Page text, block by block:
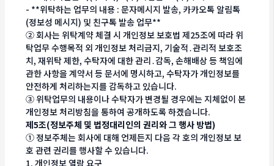
- **위탁하는 업무의 내용 : 문자메시지 발송, 카카오톡 알림톡
(정보성 메시지) 및 친구톡 발송 업무**
② 회사는 위탁계약 체결 시 개인정보 보호법 제25조에 따라 위
탁업무 수행목적 외 개인정보 처리금지, 기술적․관리적 보호조
치, 재위탁 제한, 수탁자에 대한 관리․감독, 손해배상 등 책임에
관한 사항을 계약서 등 문서에 명시하고, 수탁자가 개인정보를
안전하게 처리하는지를 감독하고 있습니다.
③ 위탁업무의 내용이나 수탁자가 변경될 경우에는 지체없이 본
개인정보 처리방침을 통하여 공개하도록 하겠습니다.
제5조(정보주체 및 법정대리인의 권리와 그 행사 방법)
① 정보주체는 회사에 대해 언제든지 다음 각 호의 개인정보 보
호 관련 권리를 행사할 수 있습니다.
1. 개인정보 열람 요구